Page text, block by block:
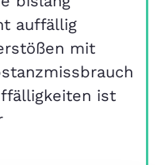
auffällig
mit
ist